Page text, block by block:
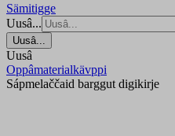
Sämitigge
Uusâ...
Uusâ...
Uusâ
Oppâmaterialkävppi
Sápmelaččaid barggut digikirje